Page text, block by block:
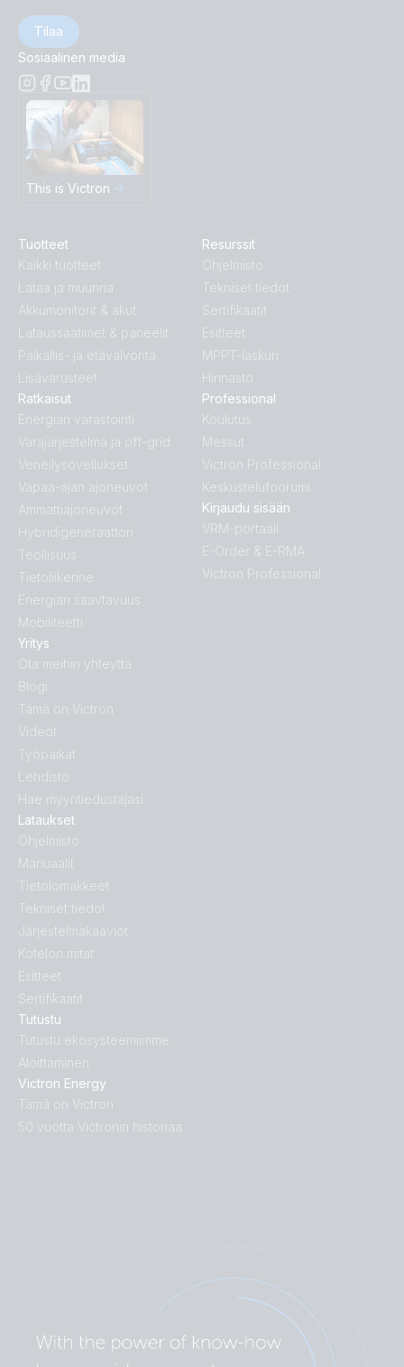
Tilaa
Sosiaalinen media
This is Victron
Tuotteet
Kaikki tuotteet
Lataa ja muunna
Akkumonitorit & akut
Lataussäätimet & paneelit
Paikallis- ja etävalvonta
Lisävarusteet
Tutustu
Tutustu ekosysteemiimme
Aloittaminen
Victron Energy
Tämä on Victron
50 vuotta Victronin historiaa
Lataukset
Ohjelmisto
Manuaalit
Tietolomakkeet
Tekniset tiedot
Järjestelmäkaaviot
Kotelon mitat
Esitteet
Sertifikaatit
Ratkaisut
Energian varastointi
Varajärjestelmä ja off-grid
Veneilysovellukset
Vapaa-ajan ajoneuvot
Ammattiajoneuvot
Hybridigeneraattori
Teollisuus
Tietoliikenne
Energian saavtavuus
Mobiliteetti
Yritys
Ota meihin yhteyttä
Blogi
Tämä on Victron
Videot
Työpaikat
Lehdistö
Hae myyntiedustajasi
Resurssit
Ohjelmisto
Tekniset tiedot
Sertifikaatit
Esitteet
MPPT-laskuri
Hinnasto
Professional
Koulutus
Messut
Victron Professional
Keskustelufoorumi
Kirjaudu sisään
VRM-portaali
E-Order & E-RMA
Victron Professional